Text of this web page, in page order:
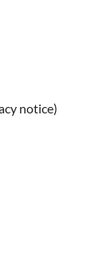
notice)